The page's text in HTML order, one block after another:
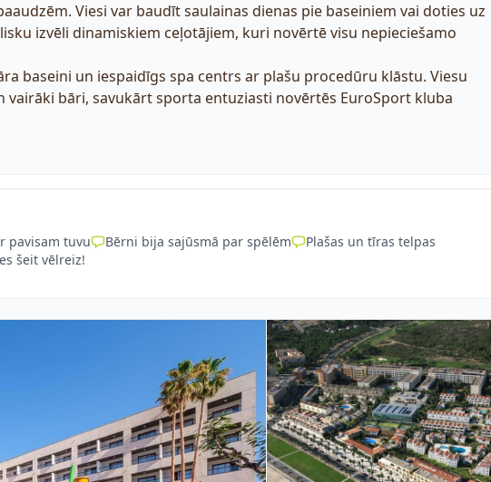
Viesi var baudīt saulainas dienas pie baseiniem vai doties uz
izvēli dinamiskiem ceļotājiem, kuri novērtē visu nepieciešamo
baseini un iespaidīgs spa centrs ar plašu procedūru klāstu. Viesu
bāri, savukārt sporta entuziasti novērtēs EuroSport kluba
pavisam tuvu Bērni bija sajūsmā par spēlēm
Plašas un tīras telpas
šeit vēlreiz!